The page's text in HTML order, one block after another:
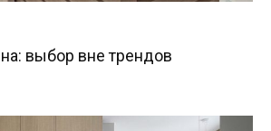
выбор вне трендов